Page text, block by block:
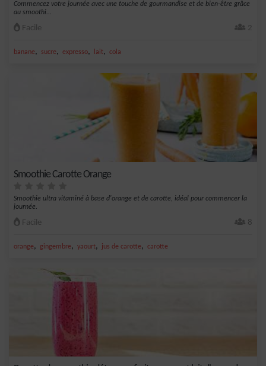
Commencez votre journée avec une touche de gourmandise et de bien-être grâce
au smoothi...
Facile 2
banane, sucre, expresso, lait, cola
Smoothie Carotte Orange
Smoothie ultra vitaminé à base d'orange et de carotte, idéal pour commencer la
journée.
Facile 8
orange, gingembre, yaourt, jus de carotte, carotte